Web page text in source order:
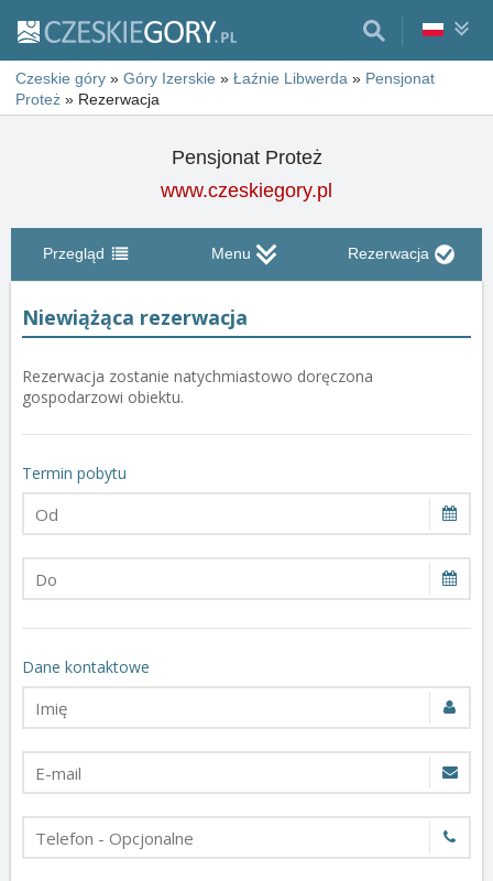
Czeskie góry » Góry Izerskie » Łaźnie Libwerda » Pensjonat
Proteż » Rezerwacja
Pensjonat Proteż
www.czeskiegory.pl
Przegląd Menu Rezerwacja
Niewiążąca rezerwacja
Rezerwacja zostanie natychmiastowo doręczona
gospodarzowi obiektu.
Termin pobytu
Dane kontaktowe